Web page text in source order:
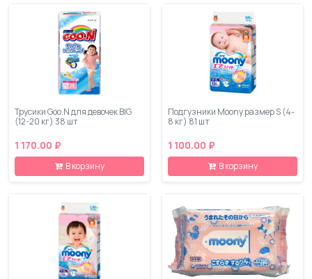
Трусики Goo.N для девочек BIG
(12-20 кг) 38 шт
1 170.00 ₽
В корзину
Подгузники Moony размер S (4-
8 кг) 81 шт
1 100.00 ₽
В корзину